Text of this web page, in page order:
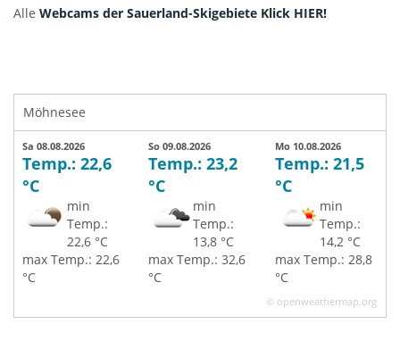
Alle Webcams der Sauerland-Skigebiete Klick HIER!
Möhnesee
Sa 08.08.2026
Temp.: 22,6
°C
min
Temp.:
22,6 °C
max Temp.: 22,6
°C
So 09.08.2026
Temp.: 23,2
°C
min
Temp.:
13,8 °C
max Temp.: 32,6
°C
Mo 10.08.2026
Temp.: 21,5
°C
min
Temp.:
14,2 °C
max Temp.: 28,8
°C
© openweathermap.org